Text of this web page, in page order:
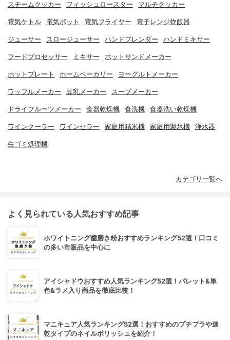
スチームクッカー フィッシュロースター マルチクッカー
電気ケトル 電気ポット 電気フライヤー 電子レンジ炊飯器
ジューサー スロージューサー ハンドブレンダー ハンドミキサー
フードプロセッサー ミキサー ホットサンドメーカー
ホットプレート ホームベーカリー ヨーグルトメーカー
ワッフルメーカー 豆乳メーカー スープメーカー
ドライフルーツメーカー 食器乾燥機 食洗機 食器洗い乾燥機
ワインクーラー ワインセラー 家庭用精米機 家庭用製氷機 浄水器
生ゴミ処理機
カテゴリ一覧へ
よく見られている人気おすすめ記事
ホワイトニング歯磨き粉おすすめランキング52選！口コミ
の多い市販品を中心に
アイシャドウおすすめ人気ランキング52選！パレット&単
色&ラメ入り商品を徹底比較！
マニキュア人気ランキング52選！おすすめのプチプラや速
乾タイプのネイルポリッシュを紹介！